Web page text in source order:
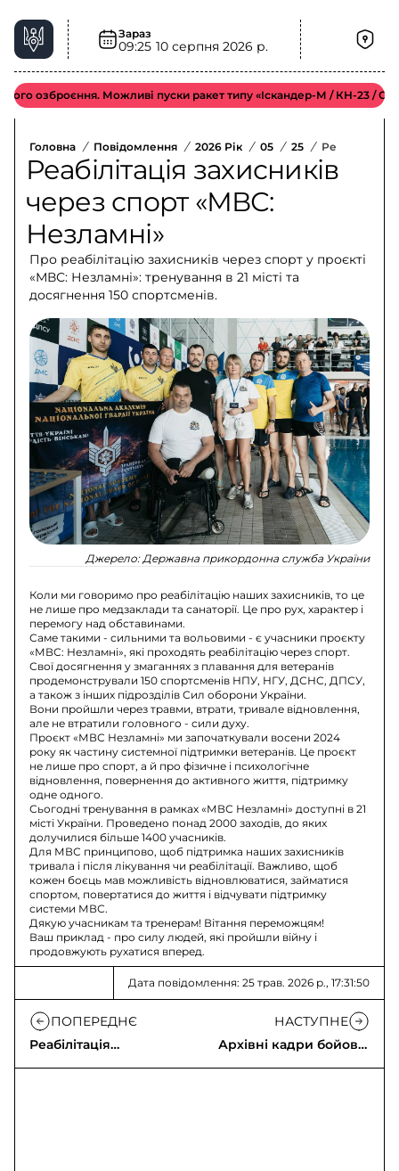
Зараз
09:25 10 серпня 2026 р.
озброєння. Можливі пуски ракет типу «Іскандер-М / КН-23 / С-300».
Головна / Повідомлення / 2026 Рік / 05 / 25 /
Реабілітація захисників
через спорт «МВС:
Незламні»
Про реабілітацію захисників через спорт у проєкті
«МВС: Незламні»: тренування в 21 місті та
досягнення 150 спортсменів.
Джерело:Державна прикордонна служба України
Коли ми говоримо про реабілітацію наших захисників, то це
не лише про медзаклади та санаторії. Це про рух, характер і
перемогу над обставинами.
Саме такими - сильними та вольовими - є учасники проєкту
«МВС: Незламні», які проходять реабілітацію через спорт.
Свої досягнення у змаганнях з плавання для ветеранів
продемонстрували 150 спортсменів НПУ, НГУ, ДСНС, ДПСУ,
а також з інших підрозділів Сил оборони України.
Вони пройшли через травми, втрати, тривале відновлення,
але не втратили головного - сили духу.
Проєкт «МВС Незламні» ми започаткували восени 2024
року як частину системної підтримки ветеранів. Це проєкт
не лише про спорт, а й про фізичне і психологічне
відновлення, повернення до активного життя, підтримку
одне одного.
Сьогодні тренування в рамках «МВС Незламні» доступні в 21
місті України. Проведено понад 2000 заходів, до яких
долучилися більше 1400 учасників.
Для МВС принципово, щоб підтримка наших захисників
тривала і після лікування чи реабілітації. Важливо, щоб
кожен боєць мав можливість відновлюватися, займатися
спортом, повертатися до життя і відчувати підтримку
системи МВС.
Дякую учасникам та тренерам! Вітання переможцям!
Ваш приклад - про силу людей, які пройшли війну і
продовжують рухатися вперед.
Дата повідомлення: 25 трав. 2026 р., 17:31:50
ПОПЕРЕДНЄ
Реабілітація
захисників: проєкт
НАСТУПНЕ
Архівні кадри бойової
роботи «Форпост» біля